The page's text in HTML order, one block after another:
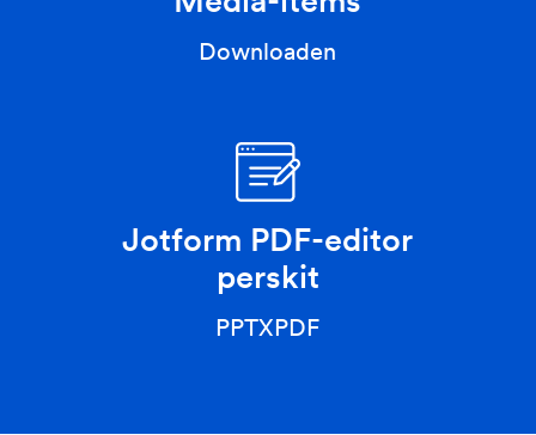
Downloaden
Jotform PDF-editor
perskit
PPTXPDF